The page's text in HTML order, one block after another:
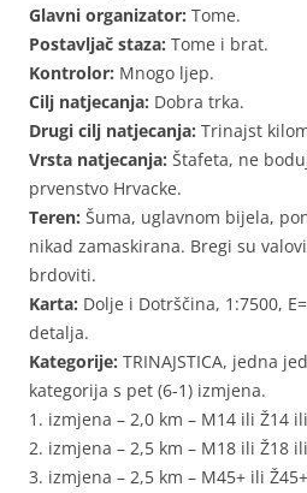
Glavni organizator: Tome.
Postavljač staza: Tome i brat.
Kontrolor: Mnogo ljep.
Cilj natjecanja: Dobra trka.
Drugi cilj natjecanja: Trinajst
Vrsta natjecanja: Štafeta, ne
prvenstvo Hrvacke.
Teren: Šuma, uglavnom bijela,
nikad zamaskirana. Bregi su
brdoviti.
Karta: Dolje i Dotrščina, 1:7500,
detalja.
Kategorije: TRINAJSTICA, jedna
kategorija s pet (6-1) izmjena.
1. izmjena – 2,0 km – M14 ili Ž14
2. izmjena – 2,5 km – M18 ili Ž18
3. izmjena – 2,5 km – M45+ ili Ž45+